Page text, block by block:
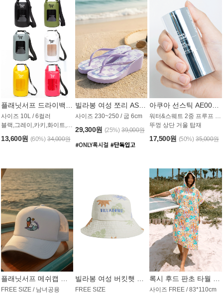
사이즈 10L / 6컬러
블랙,그레이,카키,화이트,옐로우,핑크
13,600원 (60%) 34,000원
사이즈 230~250 / 굽 6cm
29,300원 (25%) 39,000원
워터&스웨트 2중 프루프 / SPF 50+
뚜껑 상단 거울 탑재
17,500원 (50%) 35,000원
FREE SIZE / 남녀공용
FREE SIZE 사이즈 FREE / 83*110cm